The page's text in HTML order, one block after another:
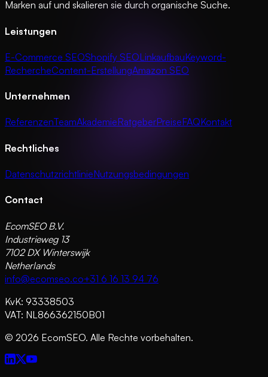
Marken auf und skalieren sie durch organische Suche.
Leistungen
E-Commerce SEOShopify SEOLinkaufbauKeyword-
RechercheContent-ErstellungAmazon SEO
Unternehmen
ReferenzenTeamAkademieRatgeberPreiseFAQKontakt
Rechtliches
DatenschutzrichtlinieNutzungsbedingungen
Contact
EcomSEO B.V.
Industrieweg 13
7102 DX Winterswijk
Netherlands
info@ecomseo.co+31 6 16 13 94 76
KvK: 93338503
VAT: NL866362150B01
© 2026 EcomSEO. Alle Rechte vorbehalten.